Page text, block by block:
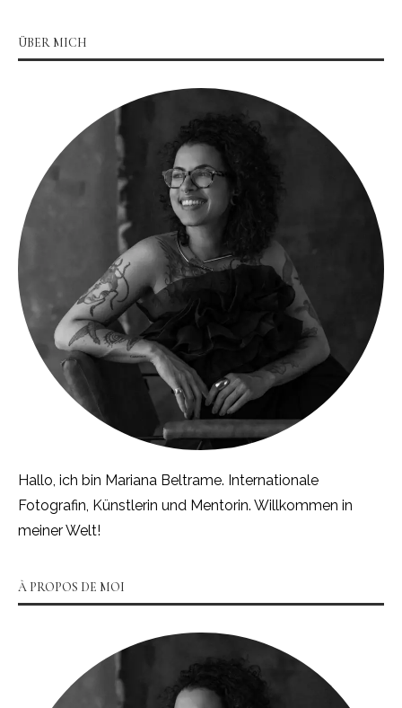
ÜBER MICH
Hallo, ich bin Mariana Beltrame. Internationale
Fotografin, Künstlerin und Mentorin. Willkommen in
meiner Welt!
À PROPOS DE MOI